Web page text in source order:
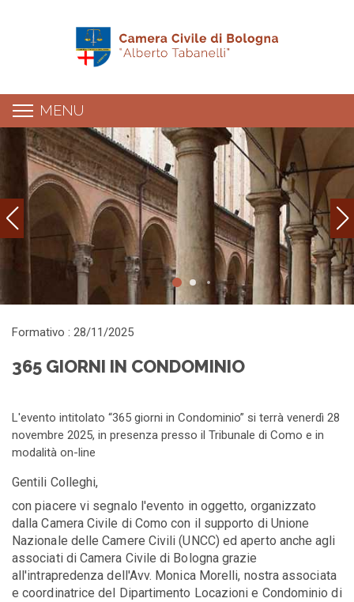
MENU
Dettaglio evento
Formativo : 28/11/2025
365 GIORNI IN CONDOMINIO
L'evento intitolato “365 giorni in Condominio” si terrà venerdì 28
novembre 2025, in presenza presso il Tribunale di Como e in
modalità on-line
Gentili Colleghi,
con piacere vi segnalo l'evento in oggetto, organizzato
dalla Camera Civile di Como con il supporto di Unione
Nazionale delle Camere Civili (UNCC) ed aperto anche agli
associati di Camera Civile di Bologna grazie
all'intrapredenza dell'Avv. Monica Morelli, nostra associata
e coordinatrice del Dipartimento Locazioni e Condominio di